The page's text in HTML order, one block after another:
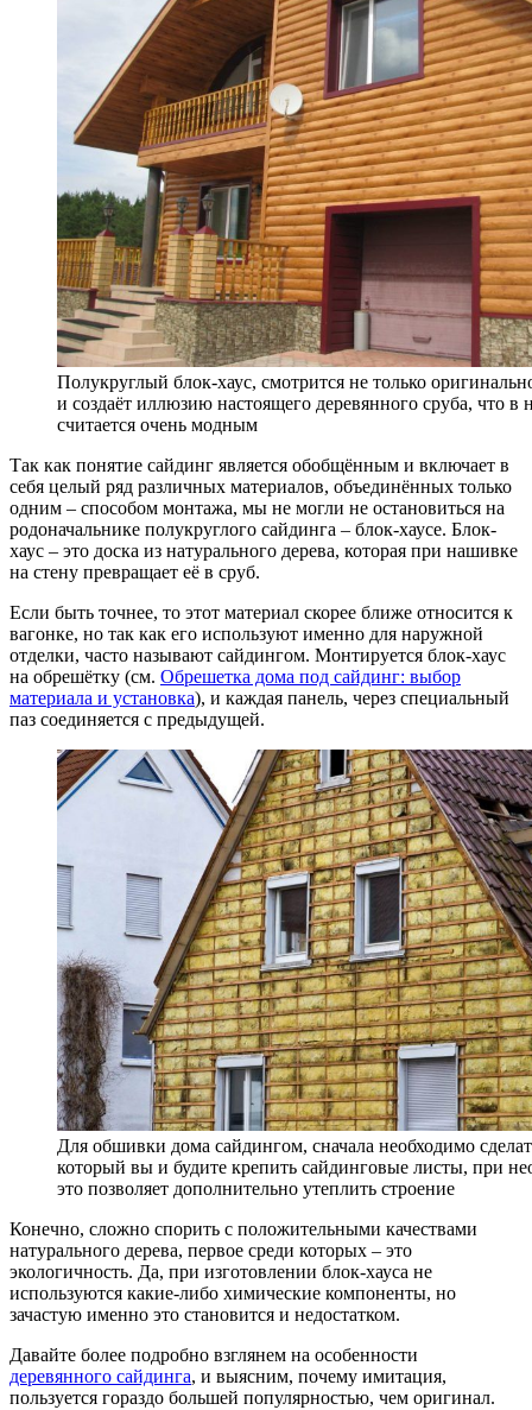
Полукруглый блок-хаус, смотрится не только
и создаёт иллюзию настоящего деревянного сруба, что в
считается очень модным
Так как понятие сайдинг является обобщённым и включает в
себя целый ряд различных материалов, объединённых только
одним – способом монтажа, мы не могли не остановиться на
родоначальнике полукруглого сайдинга – блок-хаусе. Блок-
хаус – это доска из натурального дерева, которая при нашивке
на стену превращает её в сруб.
Если быть точнее, то этот материал скорее ближе относится к
вагонке, но так как его используют именно для наружной
отделки, часто называют сайдингом. Монтируется блок-хаус
на обрешётку (см. Обрешетка дома под сайдинг: выбор
материала и установка), и каждая панель, через специальный
паз соединяется с предыдущей.
Для обшивки дома сайдингом, сначала необходимо
который вы и будите крепить сайдинговые листы, при
это позволяет дополнительно утеплить строение
Конечно, сложно спорить с положительными качествами
натурального дерева, первое среди которых – это
экологичность. Да, при изготовлении блок-хауса не
используются какие-либо химические компоненты, но
зачастую именно это становится и недостатком.
Давайте более подробно взглянем на особенности
деревянного сайдинга, и выясним, почему имитация,
пользуется гораздо большей популярностью, чем оригинал.